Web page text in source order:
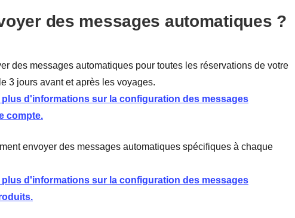
des messages automatiques ?
des messages automatiques pour toutes les réservations de votre
3 jours avant et après les voyages.
d'informations sur la configuration des messages
compte.
envoyer des messages automatiques spécifiques à chaque
d'informations sur la configuration des messages